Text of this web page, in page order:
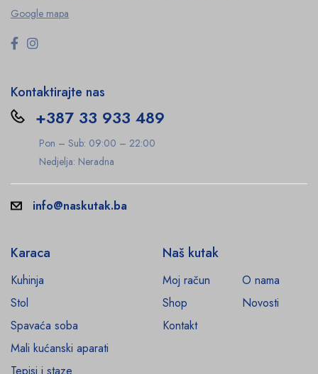
Google mapa
Kontaktirajte nas
+387 33 933 489
Pon – Sub: 09:00 – 22:00
Nedjelja: Neradna
info@naskutak.ba
Karaca
Kuhinja
Stol
Spavaća soba
Mali kućanski aparati
Tepisi i staze
Naš kutak
Moj račun
O nama
Shop
Novosti
Kontakt